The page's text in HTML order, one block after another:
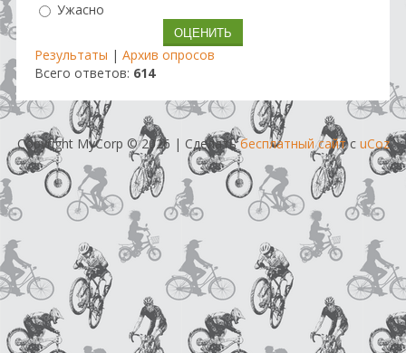
Ужасно
Результаты | Архив опросов
Всего ответов: 614
Copyright MyCorp © 2026 | Сделатьбесплатный сайтс uCoz